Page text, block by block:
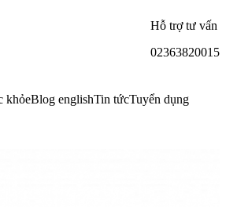
Hỗ trợ tư vấn
02363820015
khỏeBlog englishTin tứcTuyển dụng